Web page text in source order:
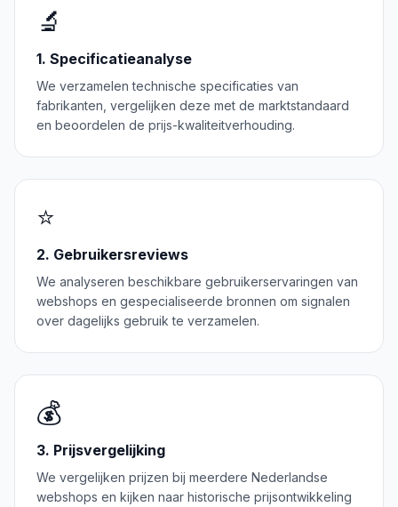
🔬
1. Specificatieanalyse
We verzamelen technische specificaties van
fabrikanten, vergelijken deze met de marktstandaard
en beoordelen de prijs-kwaliteitverhouding.
⭐
2. Gebruikersreviews
We analyseren beschikbare gebruikerservaringen van
webshops en gespecialiseerde bronnen om signalen
over dagelijks gebruik te verzamelen.
💰
3. Prijsvergelijking
We vergelijken prijzen bij meerdere Nederlandse
webshops en kijken naar historische prijsontwikkeling